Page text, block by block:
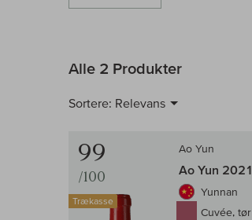
Alle 2 Produkter
Sortere: Relevans
99
/100
Trækasse
Ao Yun
Ao Yun 2021
Yunnan
Cuvée, tør